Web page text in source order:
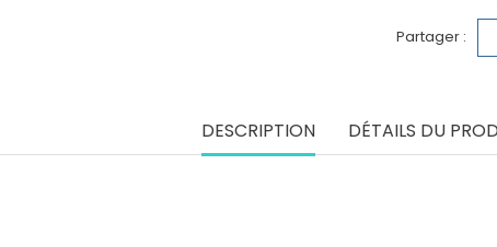
Partager :
DESCRIPTION DÉTAILS DU